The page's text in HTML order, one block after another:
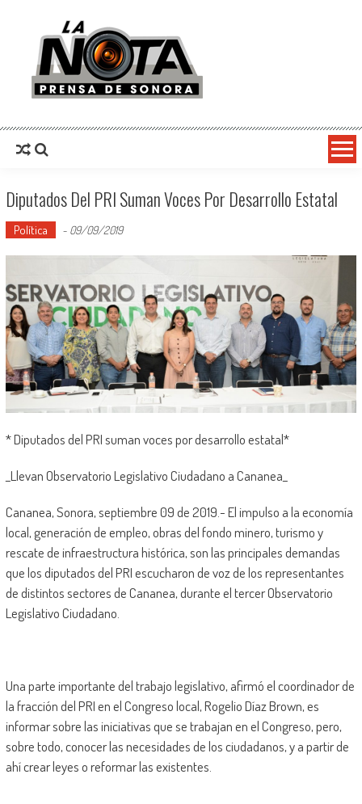
La Nota Prensa De Sonora
Diputados Del PRI Suman Voces Por Desarrollo Estatal
Política - 09/09/2019
* Diputados del PRI suman voces por desarrollo estatal*
_Llevan Observatorio Legislativo Ciudadano a Cananea_
Cananea, Sonora, septiembre 09 de 2019.- El impulso a la economía
local, generación de empleo, obras del fondo minero, turismo y
rescate de infraestructura histórica, son las principales demandas
que los diputados del PRI escucharon de voz de los representantes
de distintos sectores de Cananea, durante el tercer Observatorio
Legislativo Ciudadano.
Una parte importante del trabajo legislativo, afirmó el coordinador de
la fracción del PRI en el Congreso local, Rogelio Díaz Brown, es
informar sobre las iniciativas que se trabajan en el Congreso, pero,
sobre todo, conocer las necesidades de los ciudadanos, y a partir de
ahí crear leyes o reformar las existentes.